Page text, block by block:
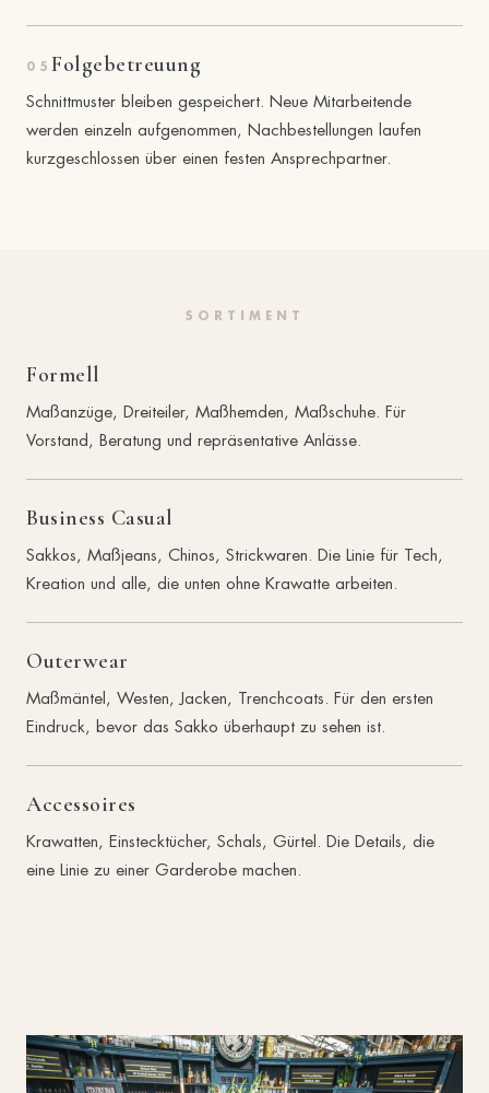
05 Folgebetreuung
Schnittmuster bleiben gespeichert. Neue Mitarbeitende
werden einzeln aufgenommen, Nachbestellungen laufen
kurzgeschlossen über einen festen Ansprechpartner.
SORTIMENT
Formell
Maßanzüge, Dreiteiler, Maßhemden, Maßschuhe. Für
Vorstand, Beratung und repräsentative Anlässe.
Business Casual
Sakkos, Maßjeans, Chinos, Strickwaren. Die Linie für Tech,
Kreation und alle, die unten ohne Krawatte arbeiten.
Outerwear
Maßmäntel, Westen, Jacken, Trenchcoats. Für den ersten
Eindruck, bevor das Sakko überhaupt zu sehen ist.
Accessoires
Krawatten, Einstecktücher, Schals, Gürtel. Die Details, die
eine Linie zu einer Garderobe machen.